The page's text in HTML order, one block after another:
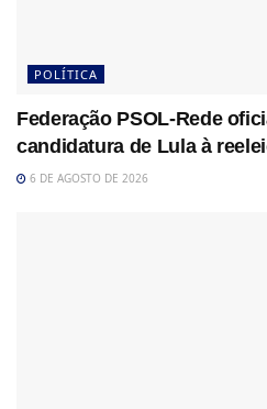
POLÍTICA
Federação PSOL-Rede
candidatura de Lula à
6 DE AGOSTO DE 2026